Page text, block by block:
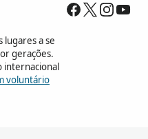
lugares a se
gerações.
internacional
voluntário